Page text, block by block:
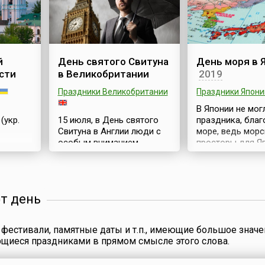
145),
округа – первого
национального округа на
Крайнем Севере
страны.Административный
Нарьян-Мар (с 1932 года),
изначально столицей
региона было село
Тельвиска. НАО
востоке европ...
после
событий,
в Турции летом
этот день в
попытка
переворота.
политикой
Турции
Эрдогана часть
организовала и
День святого Свитуна
в Великобритании
Праздники Великобритании
15 июля, в День святого
Свитуна в Англии люди с
особым вниманием
наблюдают за погодой —
дождь, то дождь будет
Swithun's Day, it will rain for
40 days).Святой Свитун
День моря в
2019
Праздники
В Японии не
праздника,
море, ведь
просторы для
это и
хи), является
определяется
благодарности
день
памятные даты и т.п., имеющие большое
праздниками в прямом смысле этого слова.